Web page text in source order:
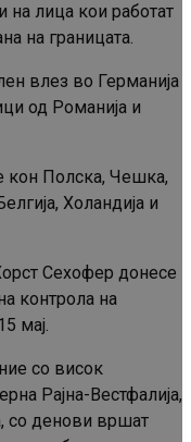
лица кои работат
на границата.
влез во Германија
од Романија и
кон Полска, Чешка,
Холандија и
Сехофер донесе
контрола на
мај.
со висок
Рајна-Вестфалија,
со денови вршат